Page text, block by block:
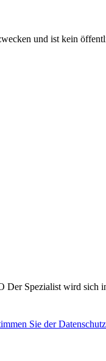
und ist kein
Der Spezialist wird sich
Sie der